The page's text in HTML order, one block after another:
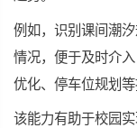
例如，识别课间潮
情况，便于及时介
优化、停车位规划等
该能力有助于校园